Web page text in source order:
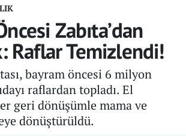
Zabıta’dan
Raflar Temizlendi!
bayram öncesi 6 milyon
raflardan topladı. El
geri dönüşümle mama ve
dönüştürüldü.